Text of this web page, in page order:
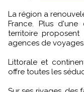
La région a
France. Plus d'une
territoire proposent
agences de voyages.
Littorale et
offre toutes les